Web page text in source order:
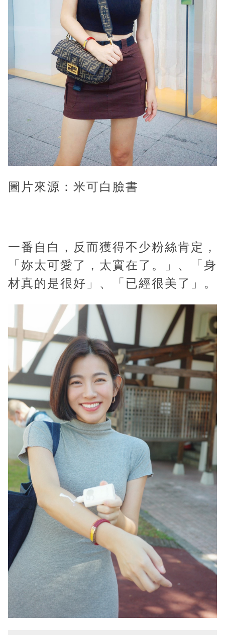
圖片來源：米可白臉書
一番自白，反而獲得不少粉絲肯定，
「妳太可愛了，太實在了。」、「身
材真的是很好」、「已經很美了」。